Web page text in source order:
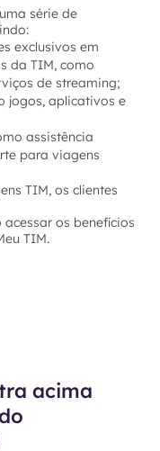
série de
exclusivos em
da TIM, como
de streaming;
jogos, aplicativos e
assistência
para viagens
TIM, os clientes
os benefícios
TIM.
acima